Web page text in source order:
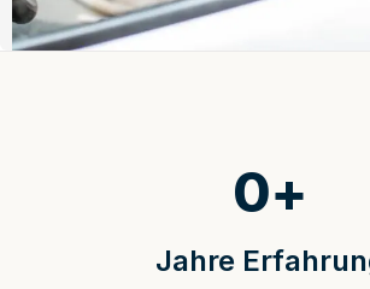
Jahre
0+